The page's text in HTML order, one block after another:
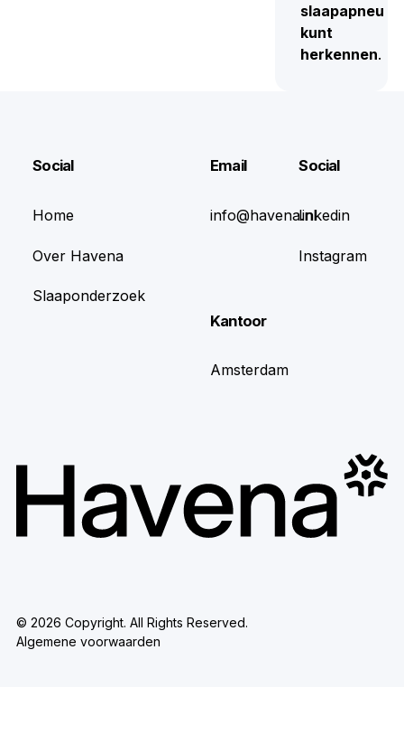
slaapapneu
kunt
herkennen.
Social
Home
Over Havena
Slaaponderzoek
Email
info@havena.nl
Social
linkedin
Instagram
Kantoor
Amsterdam
©2026 Copyright. All Rights Reserved.
Algemene voorwaarden